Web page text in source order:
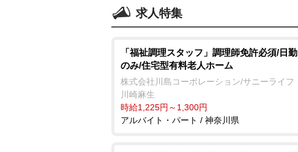
求人特集
「福祉調理スタッフ」調理師免許必須/日勤
のみ/住宅型有料老人ホーム
株式会社川島コーポレーション/サニーライフ
川崎麻生
時給1,225円～1,300円
アルバイト・パート / 神奈川県